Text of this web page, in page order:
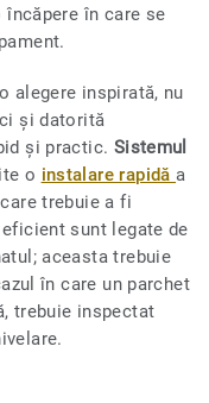
în care se
alegere inspirată, nu
și datorită
și practic. Sistemul
o instalare rapidăa
trebuie a fi
sunt legate de
aceasta trebuie
în care un parchet
trebuie inspectat